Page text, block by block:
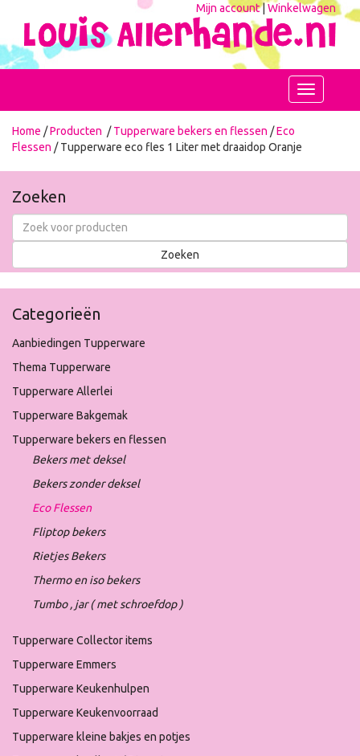
Mijn account|Winkelwagen
Toggle
navigation
Home /Producten /Tupperware bekers en flessen /Eco
Flessen / Tupperware eco fles 1 Liter met draaidop Oranje
Zoeken
Categorieën
Aanbiedingen Tupperware
Thema Tupperware
Tupperware Allerlei
Tupperware Bakgemak
Tupperware bekers en flessen
Bekers met deksel
Bekers zonder deksel
Eco Flessen
Fliptop bekers
Rietjes Bekers
Thermo en iso bekers
Tumbo , jar ( met schroefdop )
Tupperware Collector items
Tupperware Emmers
Tupperware Keukenhulpen
Tupperware Keukenvoorraad
Tupperware kleine bakjes en potjes